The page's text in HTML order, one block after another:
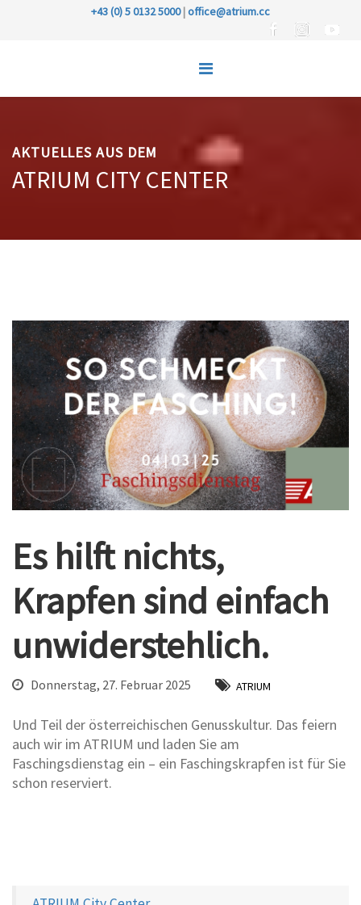
+43 (0) 5 0132 5000|office@atrium.cc
AKTUELLES AUS DEM
ATRIUM CITY CENTER
Es hilft nichts,
Krapfen sind einfach
unwiderstehlich.
Donnerstag, 27. Februar 2025 ATRIUM
Und Teil der österreichischen Genusskultur. Das feiern
auch wir im ATRIUM und laden Sie am
Faschingsdienstag ein – ein Faschingskrapfen ist für Sie
schon reserviert.